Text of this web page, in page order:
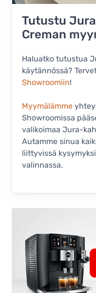
Tutustu
Creman
Haluatko tutustua
käytännössä?
Showroomiin!
Myymälämme
Showroomissa
valikoimaa Jura-
Autamme sinua
liittyvissä
valinnassa.